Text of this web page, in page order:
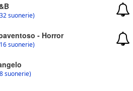
suonerie)
- Horror
suonerie)
suonerie)